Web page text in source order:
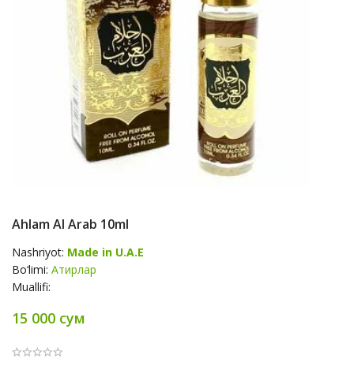
Ahlam Al Arab 10ml
Nashriyot: Made in U.A.E
Bo‘limi: Атирлар
Muallifi:
15 000 сум